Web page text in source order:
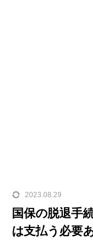
2023.08.29
国保の脱退手
は支払う必要